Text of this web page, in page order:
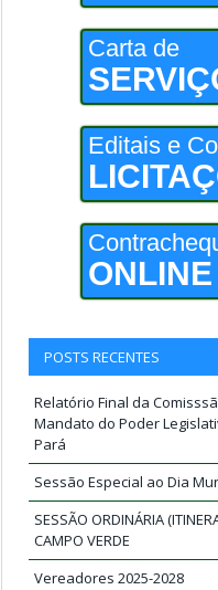
Carta de
Editais e
ONLINE
POSTS RECENTES
Relatório Final da
Mandato do Poder
Pará
Sessão Especial ao Dia
SESSÃO ORDINÁRIA
CAMPO VERDE
Vereadores 2025-2028